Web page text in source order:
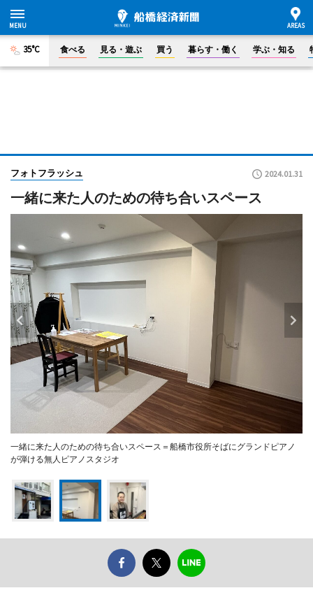
35°C 食べる 見る・遊ぶ 買う 暮らす・働く 学ぶ・知る
フォトフラッシュ 2024.01.31
一緒に来た人のための待ち合いスペース
一緒に来た人のための待ち合いスペース＝船橋市役所そばにグランドピアノ
が弾ける無人ピアノスタジオ